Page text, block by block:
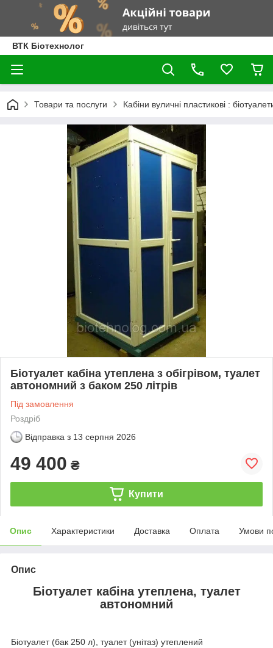
ВТК Біотехнолог
Товари та послуги Кабіни вуличні пластикові :
Біотуалет кабіна утеплена з обігрівом, туалет
автономний з баком 250 літрів
Під замовлення
Роздріб
Відправка з 13 серпня 2026
49 400 ₴
Купити
Опис Характеристики Доставка Оплата Умови
Опис
Біотуалет кабіна утеплена, туалет
автономний
Біотуалет (бак 250 л), туалет (унітаз) утеплений